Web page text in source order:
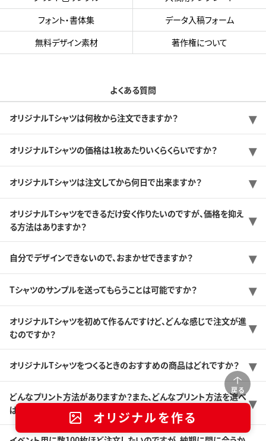
戻る
オリジナルを作る
フォント・書体集
データ入稿フォーム
無料デザイン素材
著作権について
よくある質問
オリジナルTシャツは何枚から注文できますか？
オリジナルTシャツの価格は1枚あたりいくらくらいですか？
オリジナルTシャツは注文してから何日で出来ますか？
オリジナルTシャツをできるだけ安く作りたいのですが、価格を抑え
る方法はありますか？
自分でデザインできないので、おまかせできますか？
Tシャツのサンプルを送ってもらうことは可能ですか？
オリジナルTシャツを初めて作るんですけど、どんな感じで注文が進
むのですか？
オリジナルTシャツをつくるときのおすすめの商品はどれですか？
どんなプリント方法がありますか？また、どんなプリント方法を選べ
ば良いのか分かりません。